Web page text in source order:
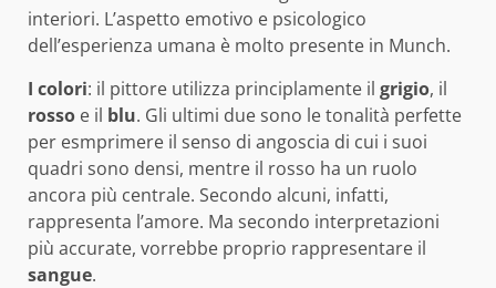
interiori. L’aspetto emotivo e psicologico
dell’esperienza umana è molto presente in Munch.
I colori: il pittore utilizza principlamente il grigio, il
rosso e il blu. Gli ultimi due sono le tonalità perfette
per esmprimere il senso di angoscia di cui i suoi
quadri sono densi, mentre il rosso ha un ruolo
ancora più centrale. Secondo alcuni, infatti,
rappresenta l’amore. Ma secondo interpretazioni
più accurate, vorrebbe proprio rappresentare il
sangue.